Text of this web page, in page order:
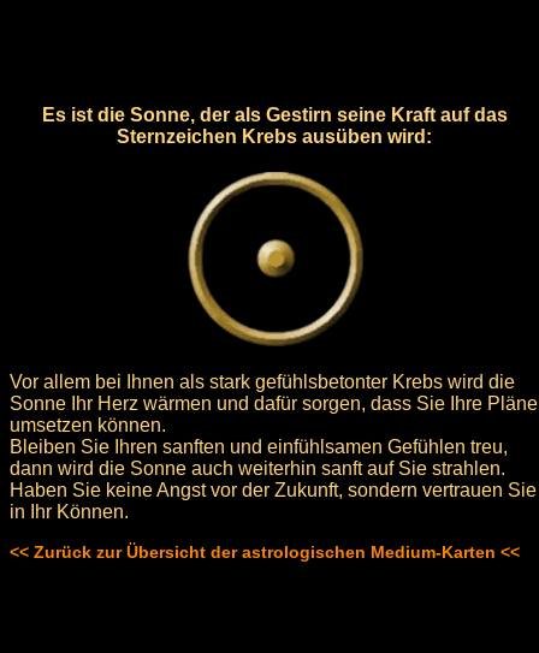
Es ist die Sonne, der als Gestirn seine Kraft auf das
Sternzeichen Krebs ausüben wird:
Vor allem bei Ihnen als stark gefühlsbetonter Krebs wird die
Sonne Ihr Herz wärmen und dafür sorgen, dass Sie Ihre Pläne
umsetzen können.
Bleiben Sie Ihren sanften und einfühlsamen Gefühlen treu,
dann wird die Sonne auch weiterhin sanft auf Sie strahlen.
Haben Sie keine Angst vor der Zukunft, sondern vertrauen Sie
in Ihr Können.
<< Zurück zur Übersicht der astrologischen Medium-Karten <<